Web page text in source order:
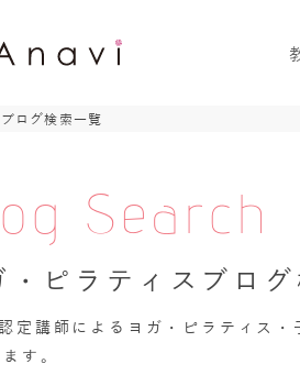
ブログ検索一覧
Search
・ピラティスブログ
定講師によるヨガ・ピラティス・
す。